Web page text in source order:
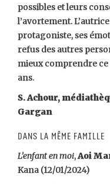
possibles et leurs
l’avortement.
protagoniste, ses
refus des autres
mieux comprendre ce
ans.
S. Achour,
Gargan
Dans la même famille
L’enfant en moi,Aoi
Kana (12/01/2024)